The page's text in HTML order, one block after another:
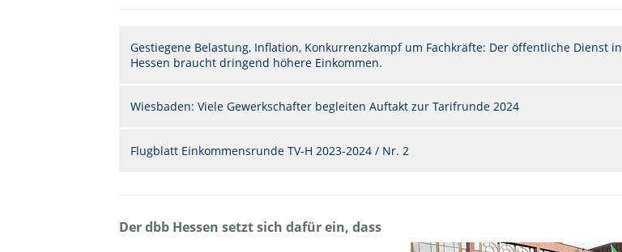
Gestiegene Belastung, Inflation, Konkurrenzkampf um Fachkräfte: Der öffentliche Dienst in
Hessen braucht dringend höhere Einkommen.
Wiesbaden: Viele Gewerkschafter begleiten Auftakt zur Tarifrunde 2024
Flugblatt Einkommensrunde TV-H 2023-2024 / Nr. 2
Der dbb Hessen setzt sich dafür ein, dass